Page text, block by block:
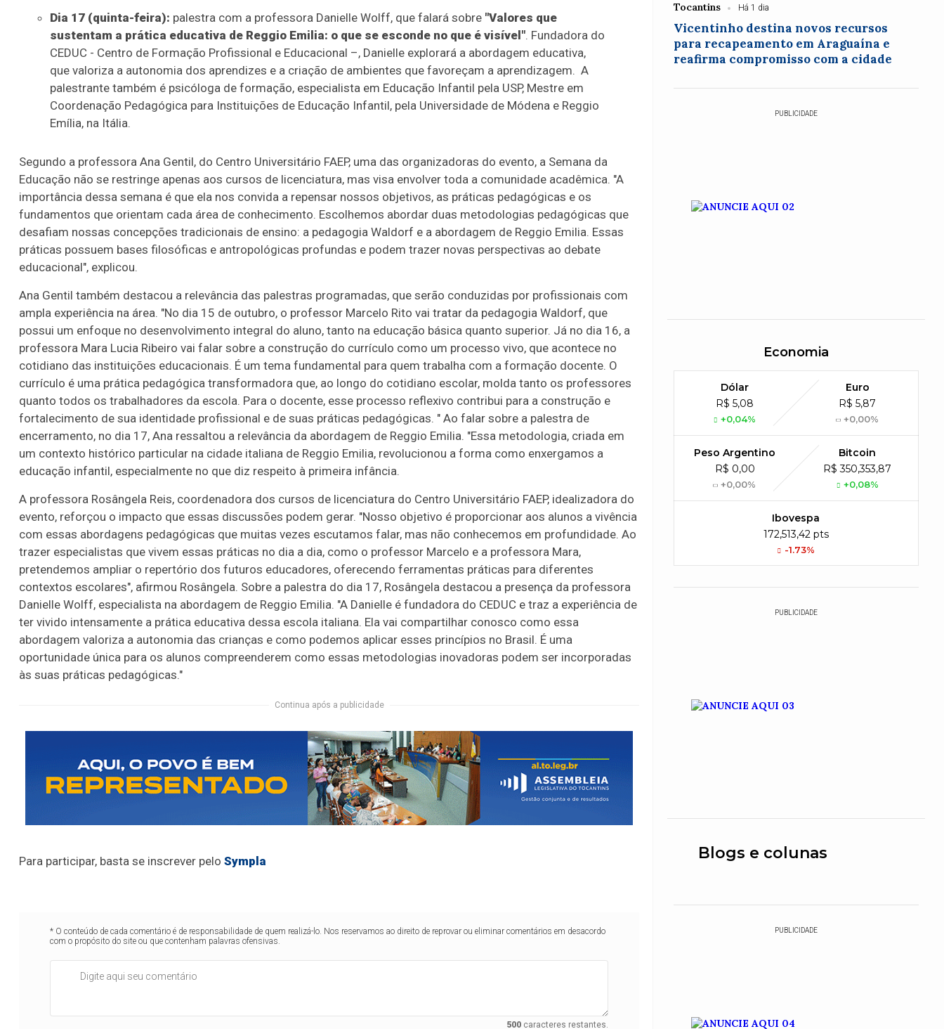
Dia 17 (quinta-feira): palestra com a professora Danielle Wolff, que falará sobre "Valores que
sustentam a prática educativa de Reggio Emilia: o que se esconde no que é visível". Fundadora do
CEDUC - Centro de Formação Profissional e Educacional –, Danielle explorará a abordagem educativa,
que valoriza a autonomia dos aprendizes e a criação de ambientes que favoreçam a aprendizagem. A
palestrante também é psicóloga de formação, especialista em Educação Infantil pela USP, Mestre em
Coordenação Pedagógica para Instituições de Educação Infantil, pela Universidade de Módena e Reggio
Emília, na Itália.
Segundo a professora Ana Gentil, do Centro Universitário FAEP, uma das organizadoras do evento, a Semana da
Educação não se restringe apenas aos cursos de licenciatura, mas visa envolver toda a comunidade acadêmica. "A
importância dessa semana é que ela nos convida a repensar nossos objetivos, as práticas pedagógicas e os
fundamentos que orientam cada área de conhecimento. Escolhemos abordar duas metodologias pedagógicas que
desafiam nossas concepções tradicionais de ensino: a pedagogia Waldorf e a abordagem de Reggio Emilia. Essas
práticas possuem bases filosóficas e antropológicas profundas e podem trazer novas perspectivas ao debate
educacional", explicou.
Ana Gentil também destacou a relevância das palestras programadas, que serão conduzidas por profissionais com
ampla experiência na área. "No dia 15 de outubro, o professor Marcelo Rito vai tratar da pedagogia Waldorf, que
possui um enfoque no desenvolvimento integral do aluno, tanto na educação básica quanto superior. Já no dia 16, a
professora Mara Lucia Ribeiro vai falar sobre a construção do currículo como um processo vivo, que acontece no
cotidiano das instituições educacionais. É um tema fundamental para quem trabalha com a formação docente. O
currículo é uma prática pedagógica transformadora que, ao longo do cotidiano escolar, molda tanto os professores
quanto todos os trabalhadores da escola. Para o docente, esse processo reflexivo contribui para a construção e
fortalecimento de sua identidade profissional e de suas práticas pedagógicas. " Ao falar sobre a palestra de
encerramento, no dia 17, Ana ressaltou a relevância da abordagem de Reggio Emilia. "Essa metodologia, criada em
um contexto histórico particular na cidade italiana de Reggio Emilia, revolucionou a forma como enxergamos a
educação infantil, especialmente no que diz respeito à primeira infância.
A professora Rosângela Reis, coordenadora dos cursos de licenciatura do Centro Universitário FAEP, idealizadora do
evento, reforçou o impacto que essas discussões podem gerar. "Nosso objetivo é proporcionar aos alunos a vivência
com essas abordagens pedagógicas que muitas vezes escutamos falar, mas não conhecemos em profundidade. Ao
trazer especialistas que vivem essas práticas no dia a dia, como o professor Marcelo e a professora Mara,
pretendemos ampliar o repertório dos futuros educadores, oferecendo ferramentas práticas para diferentes
contextos escolares", afirmou Rosângela. Sobre a palestra do dia 17, Rosângela destacou a presença da professora
Danielle Wolff, especialista na abordagem de Reggio Emilia. "A Danielle é fundadora do CEDUC e traz a experiência de
ter vivido intensamente a prática educativa dessa escola italiana. Ela vai compartilhar conosco como essa
abordagem valoriza a autonomia das crianças e como podemos aplicar esses princípios no Brasil. É uma
oportunidade única para os alunos compreenderem como essas metodologias inovadoras podem ser incorporadas
às suas práticas pedagógicas."
Continua após a publicidade
Para participar, basta se inscrever pelo Sympla
* O conteúdo de cada comentário é de responsabilidade de quem realizá-lo. Nos reservamos ao direito de reprovar ou eliminar comentários em desacordo
com o propósito do site ou que contenham palavras ofensivas.
500caracteres restantes.
Tocantins Há 1 dia
Vicentinho destina novos recursos
para recapeamento em Araguaína e
reafirma compromisso com a cidade
PUBLICIDADE
Economia
Dólar
R$ 5,08
+0,04%
Euro
R$ 5,87
+0,00%
Peso Argentino
R$ 0,00
+0,00%
Bitcoin
R$ 350,353,87
+0,08%
Ibovespa
172,513,42 pts
-1.73%
PUBLICIDADE
Blogs e colunas
PUBLICIDADE